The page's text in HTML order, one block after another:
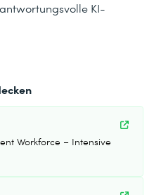
KI-
Workforce – Intensive